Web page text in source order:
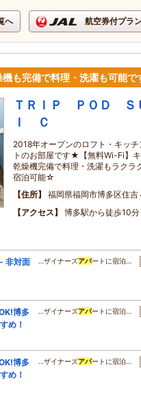
へ 航空券付プラ
も完備で料理・洗濯も可能で
ＴＲＩＰ ＰＯＤ Ｓ
Ｉ Ｃ
2018年オープンのロフト・キッ
トのお部屋です★【無料Wi-Fi】
乾燥機完備で料理・洗濯もラクラ
宿泊可能☆
住所
福岡県福岡市博多区住吉
アクセス
博多駅から徒歩10分
非対面
…ザイナーズアパートに宿泊…
博多
め！
…ザイナーズアパートに宿泊…
博多
め！
…ザイナーズアパートに宿泊…